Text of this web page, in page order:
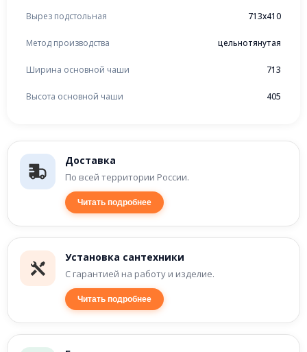
Доставка
По всей территории России.
Читать подробнее
Установка сантехники
С гарантией на работу и изделие.
Читать подробнее
Вырез подстольная 713x410
Метод производства цельнотянутая
Ширина основной чаши 713
Высота основной чаши 405